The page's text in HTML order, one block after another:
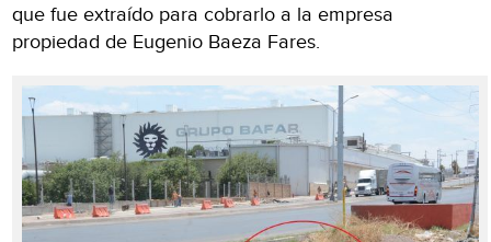
que fue extraído para cobrarlo a la empresa
propiedad de Eugenio Baeza Fares.